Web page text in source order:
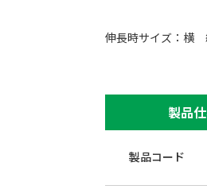
伸長時サイズ：
製品
製品コード